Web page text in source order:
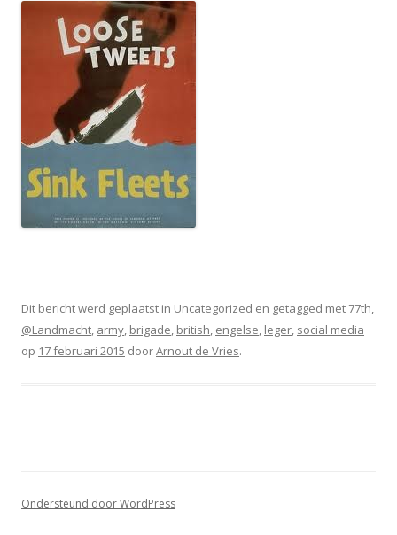
Dit bericht werd geplaatst in Uncategorized en getagged met 77th,
@Landmacht, army, brigade, british, engelse, leger, social media
op 17 februari 2015 doorArnout de Vries.
Ondersteund door WordPress